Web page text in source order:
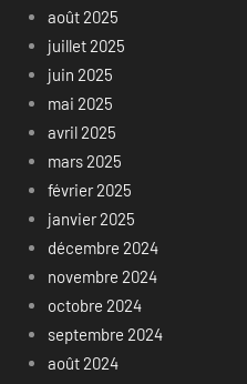
août 2025
juillet 2025
juin 2025
mai 2025
avril 2025
mars 2025
février 2025
janvier 2025
décembre 2024
novembre 2024
octobre 2024
septembre 2024
août 2024